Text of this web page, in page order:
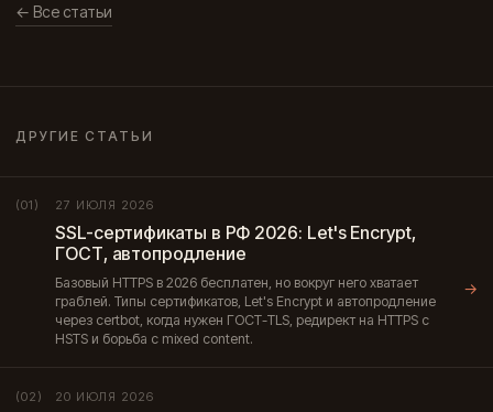
← Все статьи
ДРУГИЕ СТАТЬИ
(01) 27 ИЮЛЯ 2026
SSL-сертификаты в РФ 2026: Let's Encrypt,
ГОСТ, автопродление
Базовый HTTPS в 2026 бесплатен, но вокруг него хватает
граблей. Типы сертификатов, Let's Encrypt и автопродление
через certbot, когда нужен ГОСТ-TLS, редирект на HTTPS с
HSTS и борьба с mixed content.
→
(02) 20 ИЮЛЯ 2026